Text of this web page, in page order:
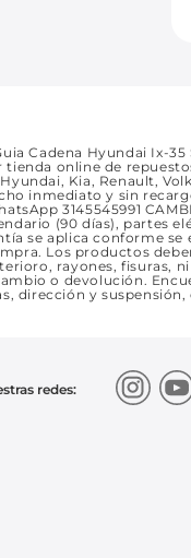
Cadena Hyundai Ix-
online de
Kia, Renault,
inmediato y sin
3145545991
(90 días), partes
se aplica conforme
Los productos
rayones, fisuras,
o devolución.
dirección y
redes: